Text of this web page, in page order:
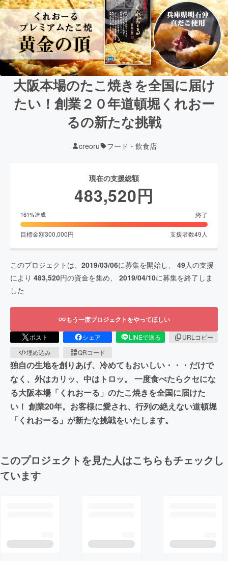
大阪本場のたこ焼きを全国に届け
たい！創業２０年道頓堀くれおー
るの新たな挑戦
creoru フード・飲食店
現在の支援総額
483,520円
161%達成 終了
目標金額300,000円 支援者数49 人
このプロジェクトは、 2019/03/06に募集を開始し、 49人の支援
により 483,520円の資金を集め、 2019/04/10に募集を終了しま
した
もう一度プロジェクトをやってほしい
ポスト シェア LINEで送る
URLコピー
埋め込み
QRコード
独自の生地を創りあげ、冷めてもおいしい・・・だけで
なく、外はカリッ、中はトロッ。 一度食べたらクセにな
る大阪本場「くれおーる」のたこ焼きを全国に届けた
い！ 創業20年。お客様に愛され、行列の絶えない道頓堀
「くれおーる」が新たな挑戦をいたします。
このプロジェクトを見た人はこちらもチェックし
ています